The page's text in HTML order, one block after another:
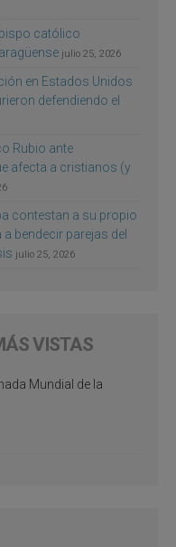
católico
julio 25, 2026
en Estados Unidos
defendiendo el
Rubio ante
afecta a cristianos (y
contestan a su propio
bendecir parejas del
julio 25, 2026
VISTAS
Mundial de la